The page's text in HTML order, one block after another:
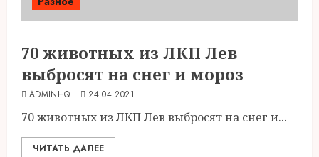
70 животных из ЛКП Лев
выбросят на снег и мороз
ADMINHQ 24.04.2021
70 животных из ЛКП Лев выбросят на снег и...
ЧИТАТЬ ДАЛЕЕ